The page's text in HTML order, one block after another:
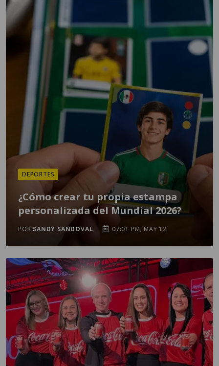
DEPORTES
¿Cómo crear tu propia estampa
personalizada del Mundial 2026?
POR SANDY SANDOVAL 07:01 PM, MAY 12